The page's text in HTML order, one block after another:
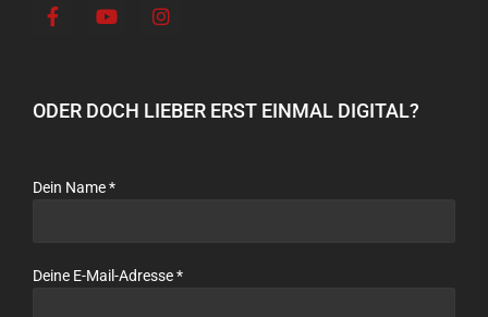
ODER DOCH LIEBER ERST EINMAL DIGITAL?
Dein Name *
Deine E-Mail-Adresse *